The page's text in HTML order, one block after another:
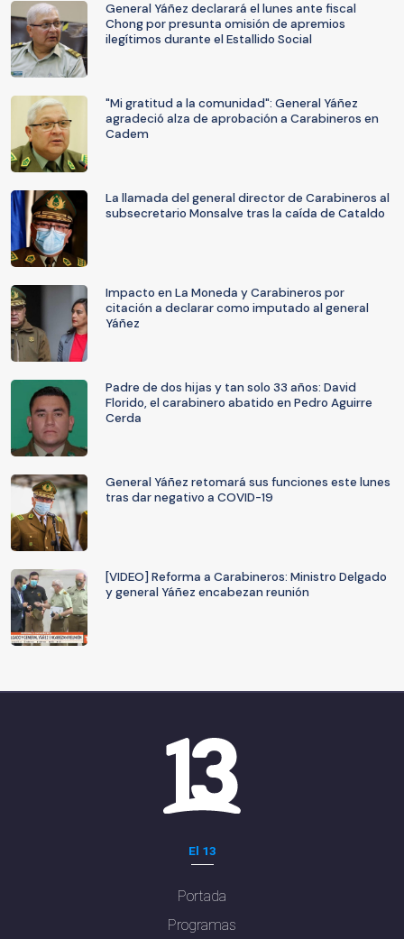
General Yáñez declarará el lunes ante fiscal
Chong por presunta omisión de apremios
ilegítimos durante el Estallido Social
"Mi gratitud a la comunidad": General Yáñez
agradeció alza de aprobación a Carabineros en
Cadem
La llamada del general director de Carabineros al
subsecretario Monsalve tras la caída de Cataldo
Impacto en La Moneda y Carabineros por
citación a declarar como imputado al general
Yáñez
Padre de dos hijas y tan solo 33 años: David
Florido, el carabinero abatido en Pedro Aguirre
Cerda
General Yáñez retomará sus funciones este lunes
tras dar negativo a COVID-19
[VIDEO] Reforma a Carabineros: Ministro Delgado
y general Yáñez encabezan reunión
El 13
Portada
Programas